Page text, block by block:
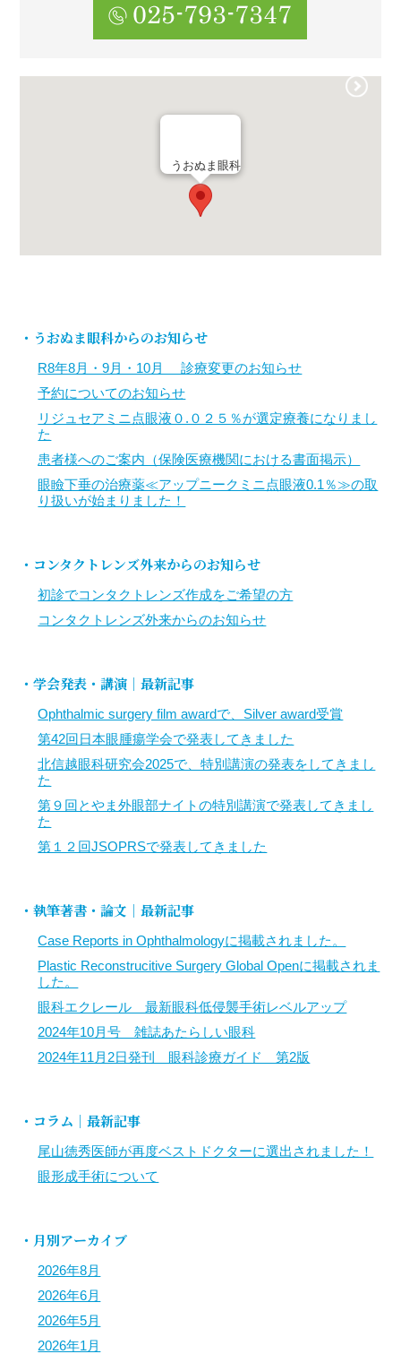
うおぬま眼科
・うおぬま眼科からのお知らせ
R8年8月・9月・10月 診療変更のお知らせ
予約についてのお知らせ
リジュセアミニ点眼液０.０２５％が選定療養になりまし
た
患者様へのご案内（保険医療機関における書面掲示）
眼瞼下垂の治療薬≪アップニークミニ点眼液0.1％≫の取
り扱いが始まりました！
・コンタクトレンズ外来からのお知らせ
初診でコンタクトレンズ作成をご希望の方
コンタクトレンズ外来からのお知らせ
・学会発表・講演｜最新記事
Ophthalmic surgery film awardで、Silver award受賞
第42回日本眼腫瘍学会で発表してきました
北信越眼科研究会2025で、特別講演の発表をしてきまし
た
第９回とやま外眼部ナイトの特別講演で発表してきまし
た
第１２回JSOPRSで発表してきました
・執筆著書・論文｜最新記事
Case Reports in Ophthalmologyに掲載されました。
Plastic Reconstrucitive Surgery Global Openに掲載されま
した。
眼科エクレール 最新眼科低侵襲手術レベルアップ
2024年10月号 雑誌あたらしい眼科
2024年11月2日発刊 眼科診療ガイド 第2版
・コラム｜最新記事
尾山徳秀医師が再度ベストドクターに選出されました！
眼形成手術について
・月別アーカイブ
2026年8月
2026年6月
2026年5月
2026年1月